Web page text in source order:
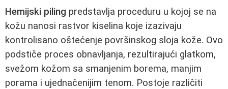
Hemijski piling predstavlja proceduru u kojoj se na
kožu nanosi rastvor kiselina koje izazivaju
kontrolisano oštećenje površinskog sloja kože. Ovo
podstiče proces obnavljanja, rezultirajući glatkom,
svežom kožom sa smanjenim borema, manjim
porama i ujednačenijim tenom. Postoje različiti